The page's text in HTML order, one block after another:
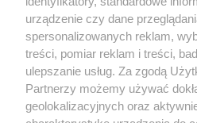
bez właściwej zgody, jest zabronione
prawnie.
urządzenie czy dane
spersonalizowanych reklam,
treści, pomiar reklam i treści,
ulepszanie usług. Za zgodą
Partnerzy możemy używać
geolokalizacyjnych oraz